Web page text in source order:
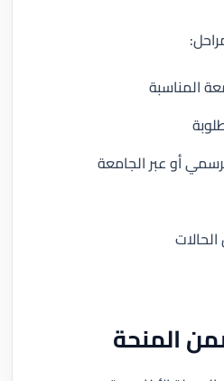
المناسبة
أو عبر الجامعة
المنحة